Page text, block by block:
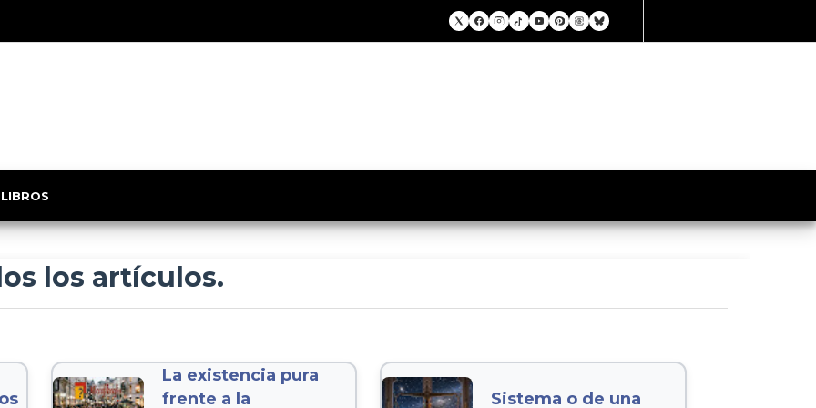
los artículos.
La existencia pura
frente a la
Sistema o de una